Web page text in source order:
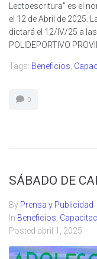
Lectoescritura" es el
el 12 de Abril de 2025.
dictará el 12/IV/25 a
POLIDEPORTIVO
Tags: Beneficios
0
SÁBADO DE
By Prensa y Publicidad
In Beneficios
Posted abril 1, 2025